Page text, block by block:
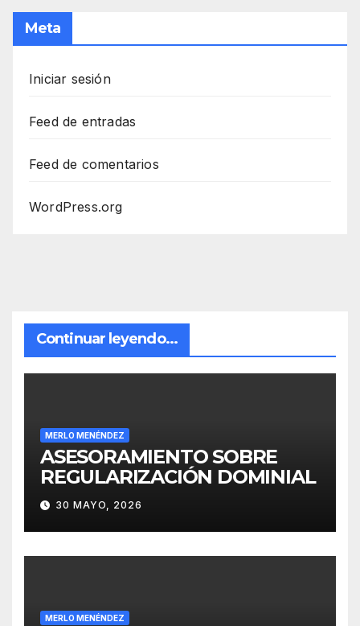
Meta
Iniciar sesión
Feed de entradas
Feed de comentarios
WordPress.org
Continuar leyendo...
MERLO MENÉNDEZ
ASESORAMIENTO SOBRE
REGULARIZACIÓN DOMINIAL
30 MAYO, 2026
MERLO MENÉNDEZ